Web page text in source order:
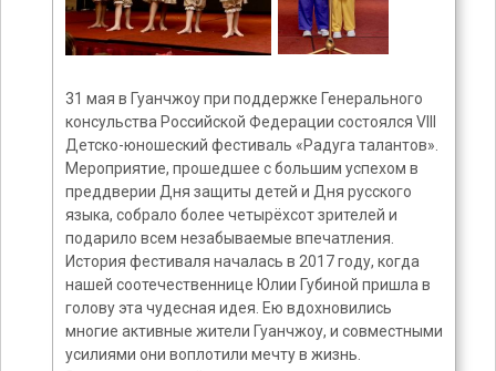
31 мая в Гуанчжоу при поддержке Генерального
консульства Российской Федерации состоялся VIII
Детско-юношеский фестиваль «Радуга талантов».
Мероприятие, прошедшее с большим успехом в
преддверии Дня защиты детей и Дня русского
языка, собрало более четырёхсот зрителей и
подарило всем незабываемые впечатления.
История фестиваля началась в 2017 году, когда
нашей соотечественнице Юлии Губиной пришла в
голову эта чудесная идея. Ею вдохновились
многие активные жители Гуанчжоу, и совместными
усилиями они воплотили мечту в жизнь.